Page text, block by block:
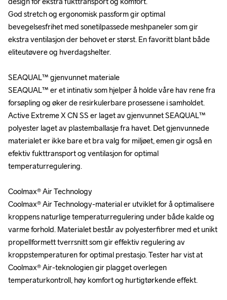
God stretch og ergonomisk passform gir optimal
bevegelsesfrihet med sonetilpassede meshpaneler som gir
ekstra ventilasjon der behovet er størst. En favoritt blant både
eliteutøvere og hverdagshelter.
SEAQUAL™ gjenvunnet materiale
SEAQUAL™ er et intinativ som hjelper å holde våre hav rene fra
forsøpling og øker de resirkulerbare prosessene i samholdet.
Active Extreme X CN SS er laget av gjenvunnet SEAQUAL™
polyester laget av plastemballasje fra havet. Det gjenvunnede
materialet er ikke bare et bra valg for miljøet, emen gir også en
efektiv fukttransport og ventilasjon for optimal
temperaturregulering.
Coolmax® Air Technology
Coolmax® Air Technology-material er utviklet for å optimalisere
kroppens naturlige temperaturregulering under både kalde og
varme forhold. Materialet består av polyesterfibrer med et unikt
propellformett tverrsnitt som gir effektiv regulering av
kroppstemperaturen for optimal prestasjo. Tester har vist at
Coolmax® Air-teknologien gir plagget overlegen
temperaturkontroll, høy komfort og hurtigtørkende effekt.
God stretch og ergonomisk passform gir optimal
bevegelsesfrihet med sonetilpassede meshpaneler som gir
ekstra ventilasjon der behovet er størst. En favoritt blant både
eliteutøvere og hverdagshelter.
SEAQUAL™ gjenvunnet materiale
SEAQUAL™ er et intinativ som hjelper å holde våre hav rene fra
forsøpling og øker de resirkulerbare prosessene i samholdet.
Active Extreme X CN SS er laget av gjenvunnet SEAQUAL™
polyester laget av plastemballasje fra havet. Det gjenvunnede
materialet er ikke bare et bra valg for miljøet, emen gir også en
efektiv fukttransport og ventilasjon for optimal
temperaturregulering.
Coolmax® Air Technology
Coolmax® Air Technology-material er utviklet for å optimalisere
kroppens naturlige temperaturregulering under både kalde og
varme forhold. Materialet består av polyesterfibrer med et unikt
propellformett tverrsnitt som gir effektiv regulering av
kroppstemperaturen for optimal prestasjo. Tester har vist at
Coolmax® Air-teknologien gir plagget overlegen
temperaturkontroll, høy komfort og hurtigtørkende effekt.